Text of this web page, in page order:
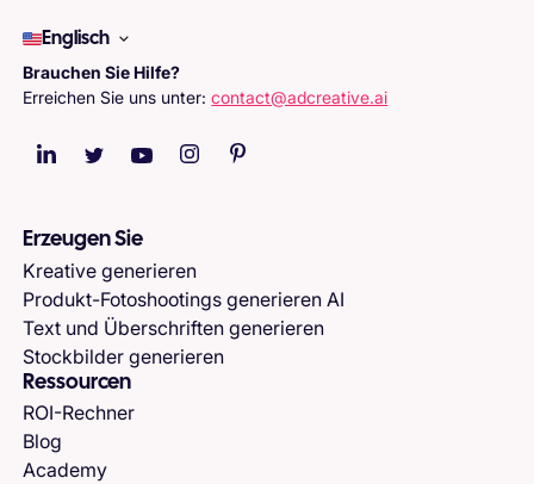
Englisch
Brauchen Sie Hilfe?
Erreichen Sie uns unter:contact@adcreative.ai
Erzeugen Sie
Kreative generieren
Produkt-Fotoshootings generieren AI
Text und Überschriften generieren
Stockbilder generieren
Ressourcen
ROI-Rechner
Blog
Academy